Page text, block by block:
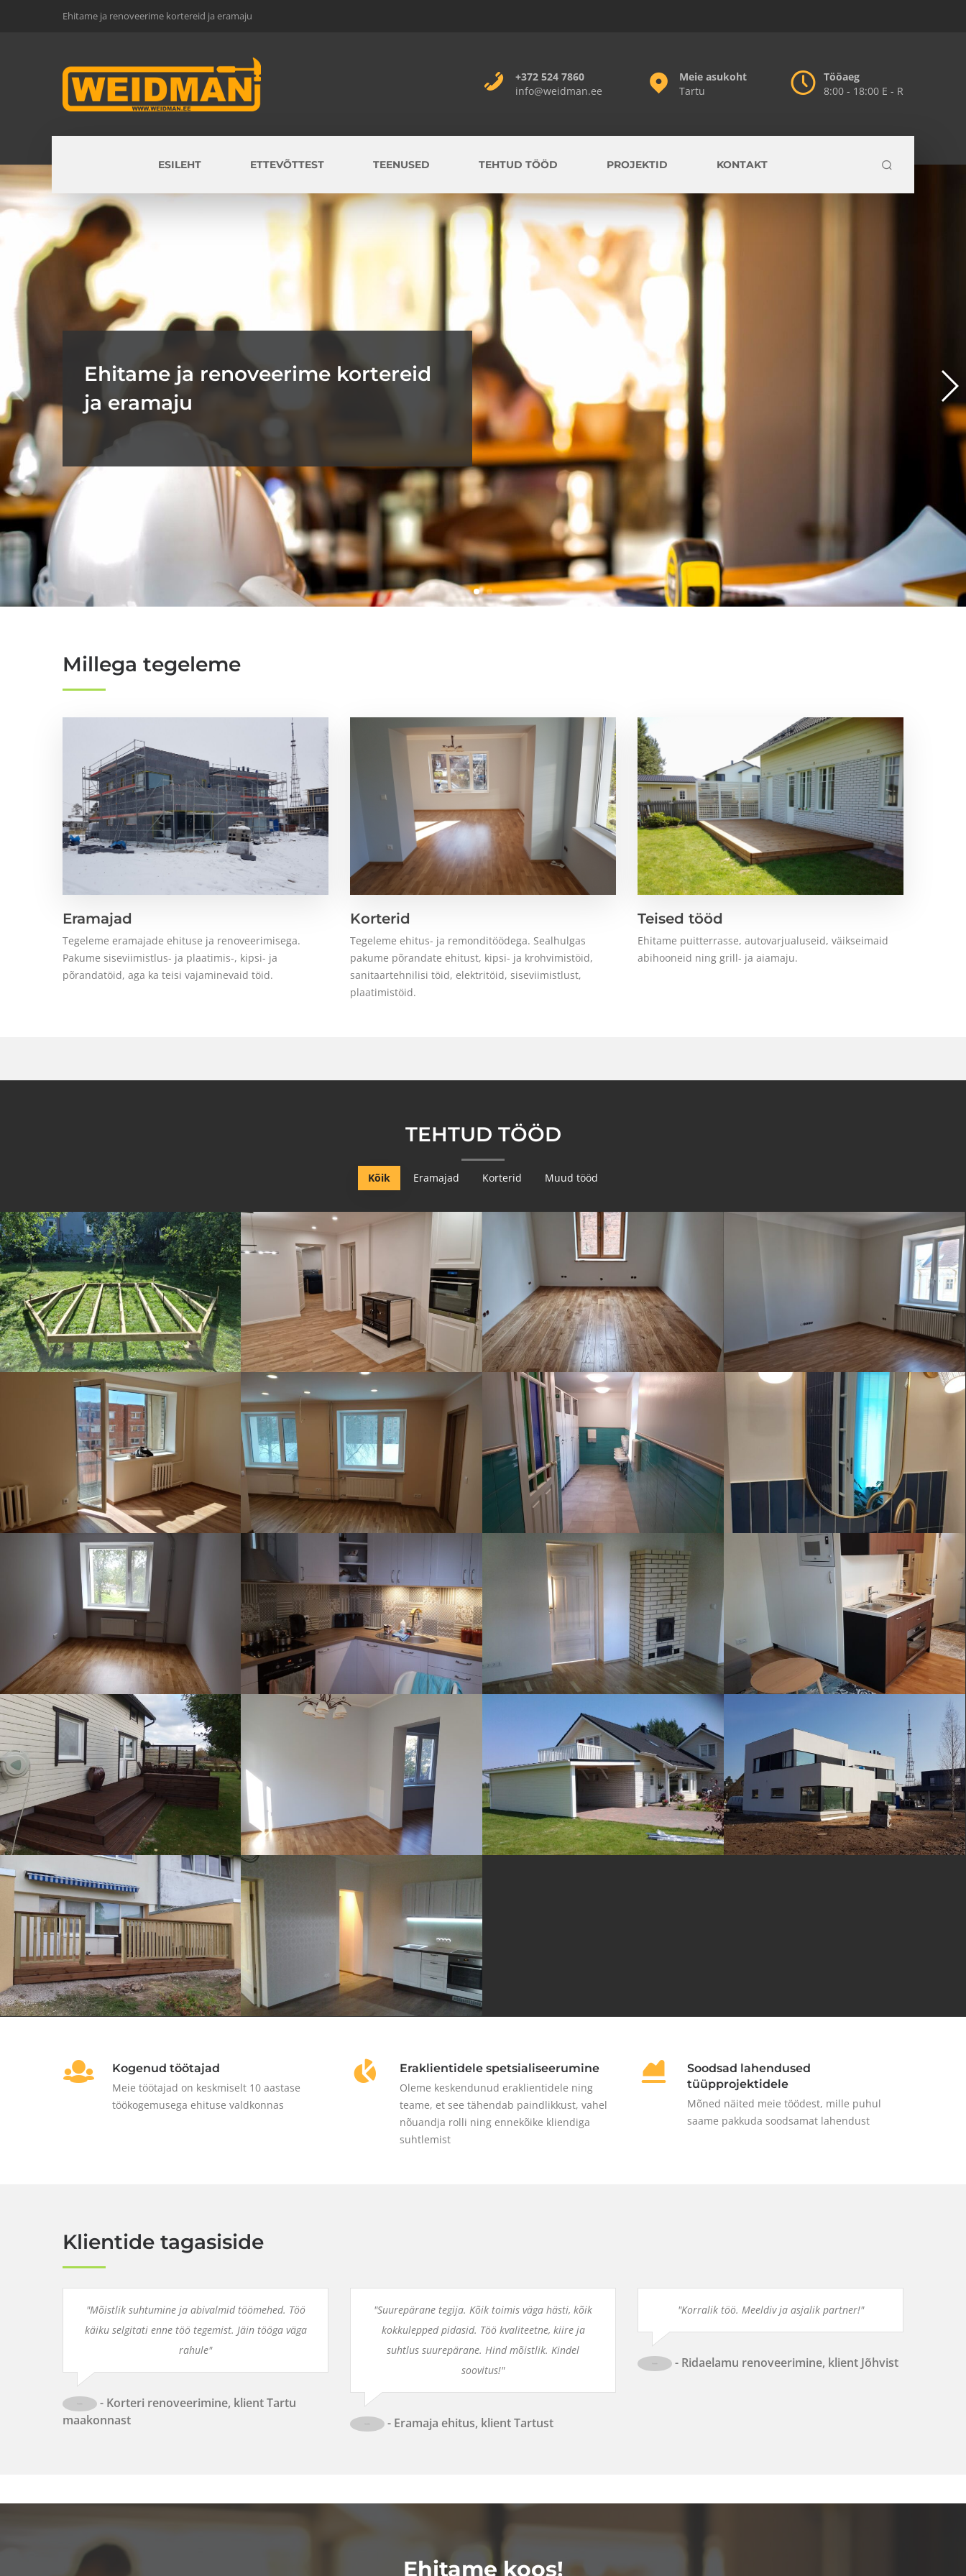
Ehitame ja renoveerime kortereid ja eramaju
+372 524 7860
info@weidman.ee
Meie asukoht
Tartu
Tööaeg
8:00 - 18:00 E - R
ESILEHT ETTEVÕTTEST TEENUSED TEHTUD TÖÖD PROJEKTID KONTAKT
Ehitame ja renoveerime kortereid
ja eramaju
Energiasäästlikud hooned
Millega tegeleme
Eramajad
Tegeleme eramajade ehituse ja renoveerimisega.
Pakume siseviimistlus- ja plaatimis-, kipsi- ja
põrandatöid, aga ka teisi vajaminevaid töid.
Korterid
Tegeleme ehitus- ja remonditöödega. Sealhulgas
pakume põrandate ehitust, kipsi- ja krohvimistöid,
sanitaartehnilisi töid, elektritöid, siseviimistlust,
plaatimistöid.
Teised tööd
Ehitame puitterrasse, autovarjualuseid, väikseimaid
abihooneid ning grill- ja aiamaju.
TEHTUD TÖÖD
Kõik Eramajad Korterid Muud tööd
Kogenud töötajad
Meie töötajad on keskmiselt 10 aastase
töökogemusega ehituse valdkonnas
Eraklientidele spetsialiseerumine
Oleme keskendunud eraklientidele ning
teame, et see tähendab paindlikkust, vahel
nõuandja rolli ning ennekõike kliendiga
suhtlemist
Soodsad lahendused
tüüpprojektidele
Mõned näited meie töödest, mille puhul
saame pakkuda soodsamat lahendust
Klientide tagasiside
"Mõistlik suhtumine ja abivalmid töömehed. Töö
käiku selgitati enne töö tegemist. Jäin tööga väga
rahule"
- Korteri renoveerimine, klient Tartu
maakonnast
"Suurepärane tegija. Kõik toimis väga hästi, kõik
kokkulepped pidasid. Töö kvaliteetne, kiire ja
suhtlus suurepärane. Hind mõistlik. Kindel
soovitus!"
- Eramaja ehitus, klient Tartust
"Korralik töö. Meeldiv ja asjalik partner!"
- Ridaelamu renoveerimine, klient Jõhvist
Ehitame koos!